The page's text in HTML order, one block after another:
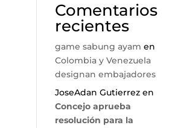
Comentarios
recientes
game sabung ayam en
Colombia y Venezuela
designan embajadores
JoseAdan Gutierrez en
Concejo aprueba
resolución para la